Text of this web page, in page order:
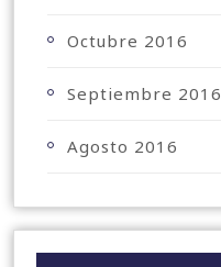
Octubre 2016
Septiembre 2016
Agosto 2016